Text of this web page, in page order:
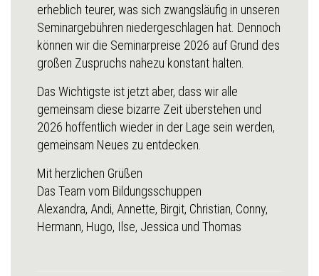
erheblich teurer, was sich zwangsläufig in unseren
Seminargebühren niedergeschlagen hat. Dennoch
können wir die Seminarpreise 2026 auf Grund des
großen Zuspruchs nahezu konstant halten.
Das Wichtigste ist jetzt aber, dass wir alle
gemeinsam diese bizarre Zeit überstehen und
2026 hoffentlich wieder in der Lage sein werden,
gemeinsam Neues zu entdecken.
Mit herzlichen Grüßen
Das Team vom Bildungsschuppen
Alexandra, Andi, Annette, Birgit, Christian, Conny,
Hermann, Hugo, Ilse, Jessica und Thomas